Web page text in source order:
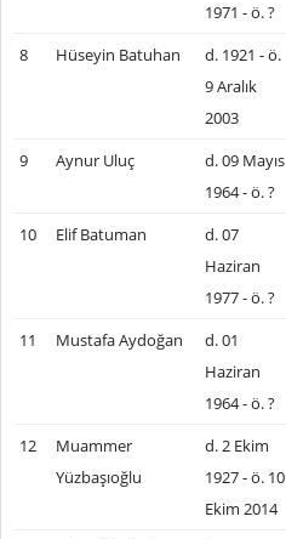
1971 - ö. ?
8 Hüseyin Batuhan
d. 1921 - ö.
9 Aralık
2003
9 Aynur Uluç
d. 09 Mayıs
1964 - ö. ?
10 Elif Batuman
d. 07
Haziran
1977 - ö. ?
11 Mustafa Aydoğan
d. 01
Haziran
1964 - ö. ?
12
Muammer
Yüzbaşıoğlu
d. 2 Ekim
1927 - ö. 10
Ekim 2014